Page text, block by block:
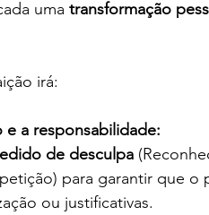
uma transformação
irá:
a responsabilidade:
de desculpa
para garantir que o
ou justificativas.